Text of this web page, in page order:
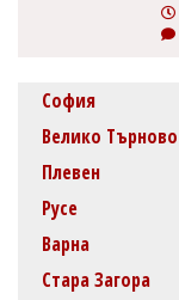
София
Велико Търново
Плевен
Русе
Варна
Стара Загора